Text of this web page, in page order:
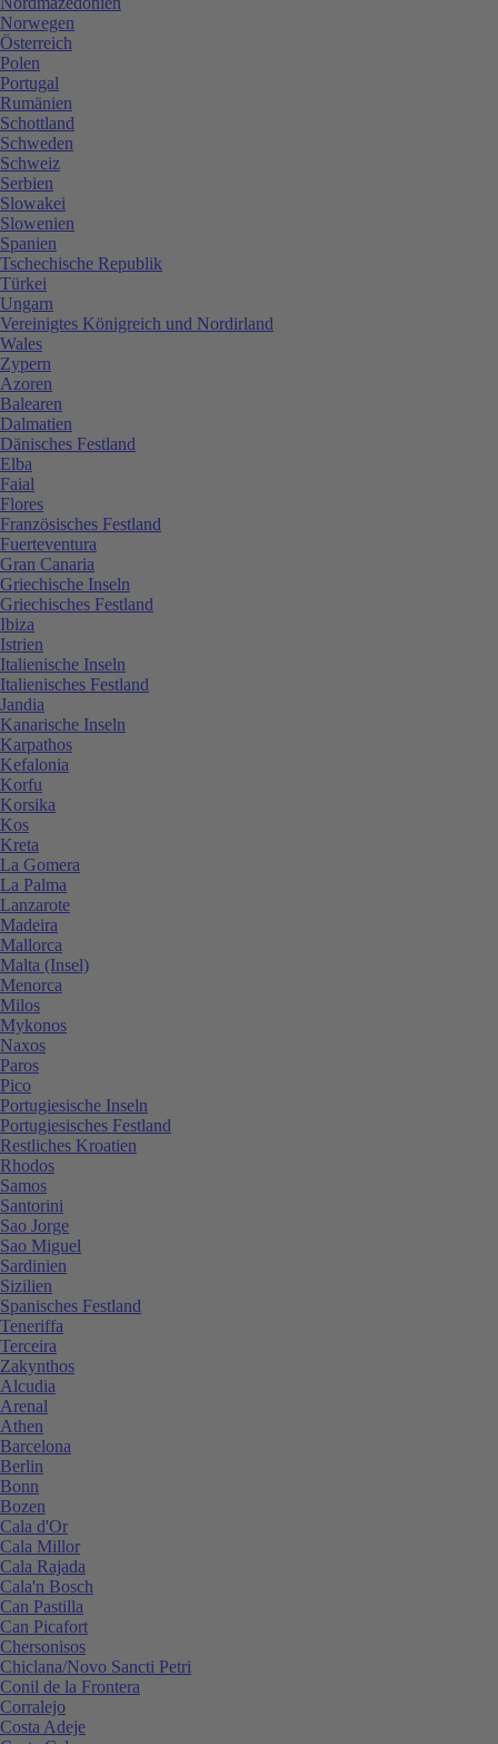
Norwegen
Österreich
Polen
Portugal
Rumänien
Schottland
Schweden
Schweiz
Serbien
Slowakei
Slowenien
Spanien
Tschechische Republik
Türkei
Ungarn
Vereinigtes Königreich und Nordirland
Wales
Zypern
Azoren
Balearen
Dalmatien
Dänisches Festland
Elba
Faial
Flores
Französisches Festland
Fuerteventura
Gran Canaria
Griechische Inseln
Griechisches Festland
Ibiza
Istrien
Italienische Inseln
Italienisches Festland
Jandia
Kanarische Inseln
Karpathos
Kefalonia
Korfu
Korsika
Kos
Kreta
La Gomera
La Palma
Lanzarote
Madeira
Mallorca
Malta (Insel)
Menorca
Milos
Mykonos
Naxos
Paros
Pico
Portugiesische Inseln
Portugiesisches Festland
Restliches Kroatien
Rhodos
Samos
Santorini
Sao Jorge
Sao Miguel
Sardinien
Sizilien
Spanisches Festland
Teneriffa
Terceira
Zakynthos
Alcudia
Arenal
Athen
Barcelona
Berlin
Bonn
Bozen
Cala d'Or
Cala Millor
Cala Rajada
Cala'n Bosch
Can Pastilla
Can Picafort
Chersonisos
Chiclana/Novo Sancti Petri
Conil de la Frontera
Corralejo
Costa Adeje